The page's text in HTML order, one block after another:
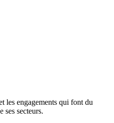
les engagements qui font du
ses secteurs.